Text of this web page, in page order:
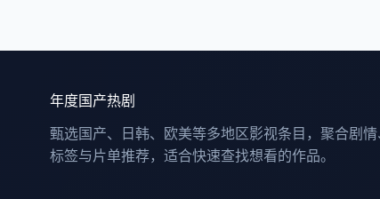
年度国产热剧
甄选国产、日韩、欧美等多地区影视条目，聚合剧情
标签与片单推荐，适合快速查找想看的作品。